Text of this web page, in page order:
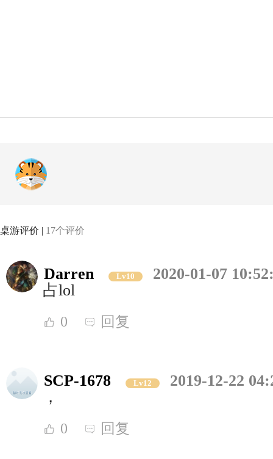
桌游评价 | 17个评价
Darren Lv10
2020-01-07
占lol
0 回复
SCP-1678 Lv12
2019-12-22
，
0 回复